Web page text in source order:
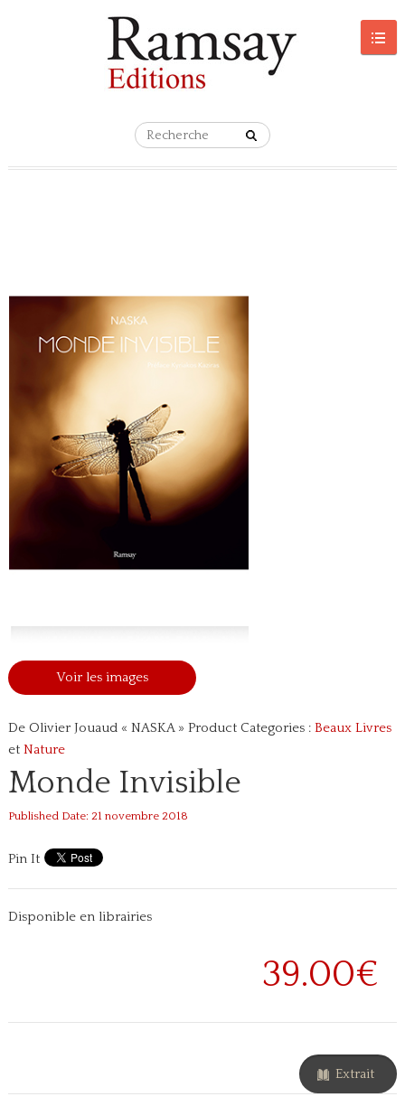
Voir les images
De Olivier Jouaud « NASKA » Product Categories : Beaux Livres
et Nature
Monde Invisible
Published Date: 21 novembre 2018
Pin It
Disponible en librairies
39.00€
Extrait